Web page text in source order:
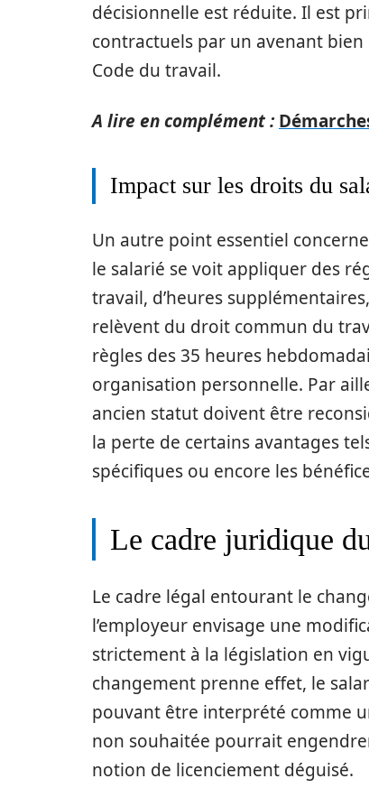
décisionnelle est réduite. Il est
contractuels par un avenant
Code du travail.
A lire en complément :
Impact sur les droits du
Un autre point essentiel
le salarié se voit appliquer des
travail, d’heures
relèvent du droit commun du
règles des 35 heures
organisation personnelle. Par
ancien statut doivent être
la perte de certains avantages
spécifiques ou encore les
Le cadre juridique
Le cadre légal entourant le
l’employeur envisage une
strictement à la législation en
changement prenne effet, le
pouvant être interprété comme
non souhaitée pourrait
notion de licenciement déguisé.